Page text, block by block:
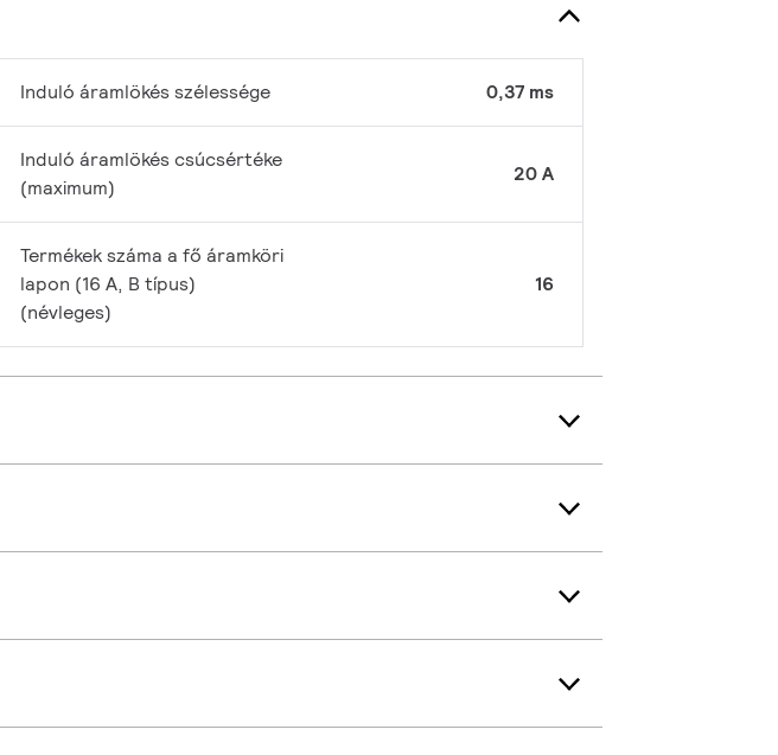
Induló áramlökés szélessége 0,37 ms
Induló áramlökés csúcsértéke
(maximum)
20 A
Termékek száma a fő áramköri
lapon (16 A, B típus)
(névleges)
16